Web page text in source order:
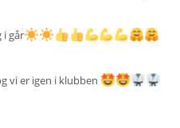
går
vi er igen i klubben